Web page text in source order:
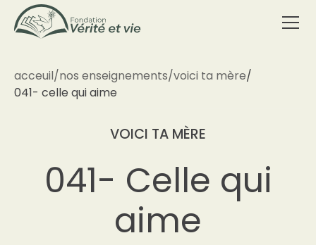
acceuil/nos enseignements/voici ta mère/
041- celle qui aime
VOICI TA MÈRE
041- Celle qui
aime